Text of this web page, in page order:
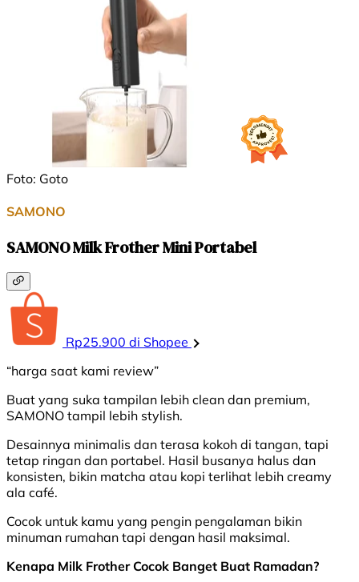
Foto: Goto
SAMONO
SAMONO Milk Frother Mini Portabel
Rp25.900 di Shopee
“harga saat kami review”
Buat yang suka tampilan lebih clean dan premium,
SAMONO tampil lebih stylish.
Desainnya minimalis dan terasa kokoh di tangan, tapi
tetap ringan dan portabel. Hasil busanya halus dan
konsisten, bikin matcha atau kopi terlihat lebih creamy
ala café.
Cocok untuk kamu yang pengin pengalaman bikin
minuman rumahan tapi dengan hasil maksimal.
Kenapa Milk Frother Cocok Banget Buat Ramadan?